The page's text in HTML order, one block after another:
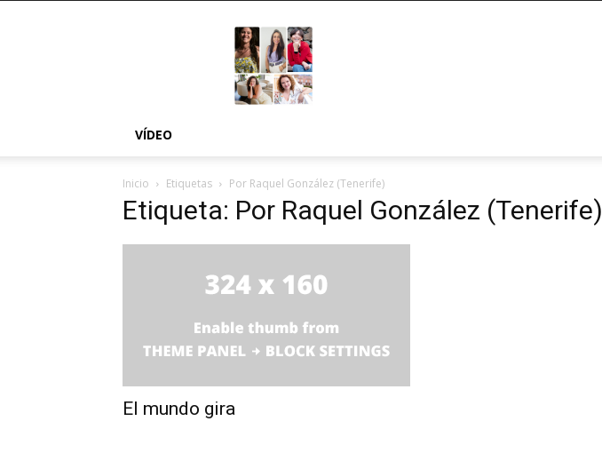
MÁS
NOSOTRAS
VÍDEO
Inicio Etiquetas Por Raquel González (Tenerife)
Etiqueta: Por Raquel González (Tenerife)
El mundo gira